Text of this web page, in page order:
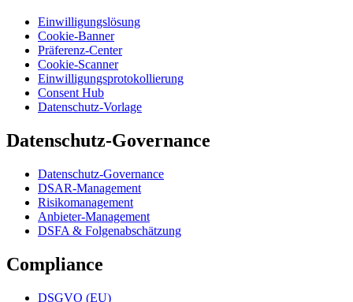
Einwilligungslösung
Cookie-Banner
Präferenz-Center
Cookie-Scanner
Einwilligungsprotokollierung
Consent Hub
Datenschutz-Vorlage
Datenschutz-Governance
Datenschutz-Governance
DSAR-Management
Risikomanagement
Anbieter-Management
DSFA & Folgenabschätzung
Compliance
DSGVO (EU)